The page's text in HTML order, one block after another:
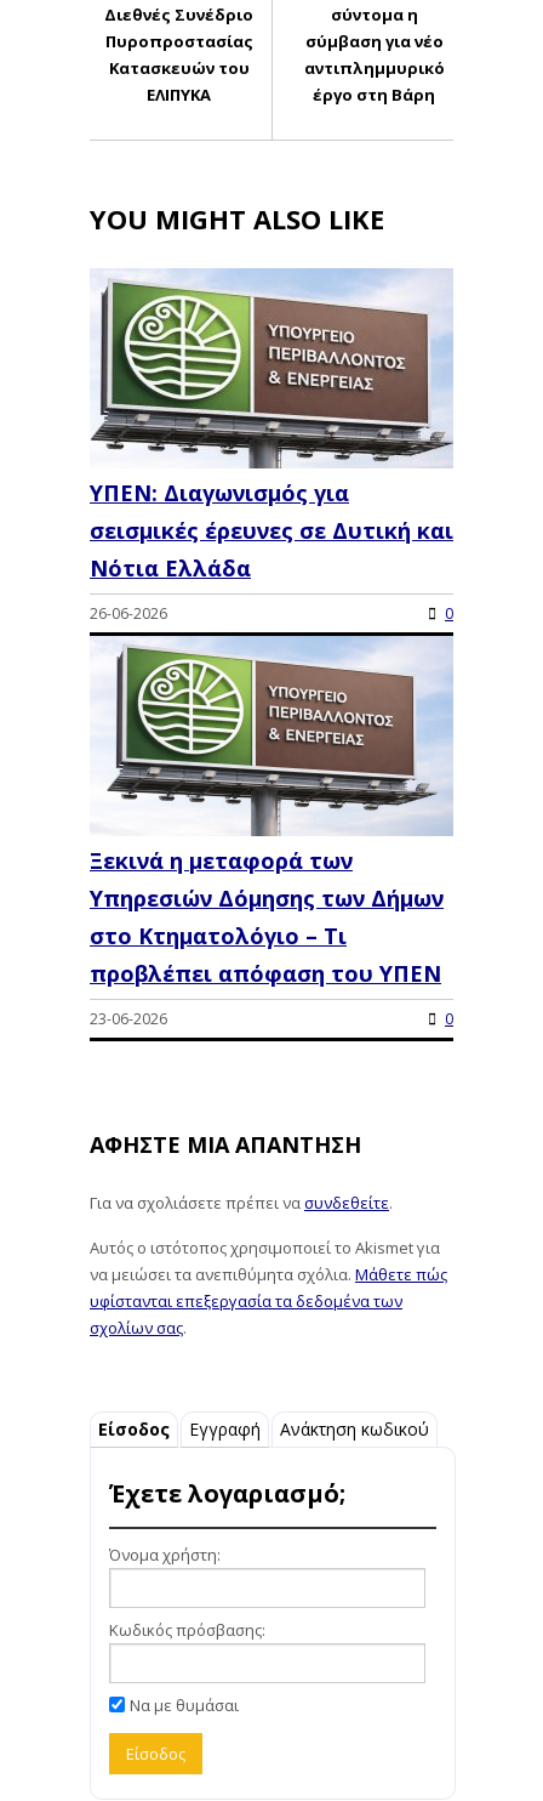
Διεθνές Συνέδριο
Πυροπροστασίας
Κατασκευών του
ΕΛΙΠΥΚΑ
σύντομα η
σύμβαση για νέο
αντιπλημμυρικό
έργο στη Βάρη
YOU MIGHT ALSO LIKE
ΥΠΕΝ: Διαγωνισμός για
σεισμικές έρευνες σε Δυτική και
Νότια Ελλάδα
26-06-2026 0
Ξεκινά η μεταφορά των
Υπηρεσιών Δόμησης των Δήμων
στο Κτηματολόγιο – Τι
προβλέπει απόφαση του ΥΠΕΝ
23-06-2026 0
ΑΦΉΣΤΕ ΜΙΑ ΑΠΆΝΤΗΣΗ
Για να σχολιάσετε πρέπει νασυνδεθείτε.
Αυτός ο ιστότοπος χρησιμοποιεί το Akismet για
να μειώσει τα ανεπιθύμητα σχόλια. Μάθετε πώς
υφίστανται επεξεργασία τα δεδομένα των
σχολίων σας.
Είσοδος Εγγραφή Ανάκτηση κωδικού
Έχετε λογαριασμό;
Όνομα χρήστη:
Κωδικός πρόσβασης:
Να με θυμάσαι